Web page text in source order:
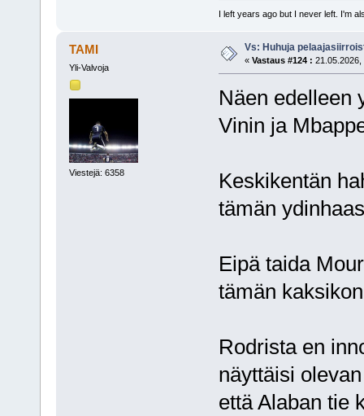
I left years ago but I never left. I'm
TAMI
Yli-Valvoja
Viestejä: 6358
Vs: Huhuja
« Vastaus #124 : 21.05.2026,
Näen edelleen
Vinin ja
Keskikentän
tämän
Eipä taida
tämän
Rodrista en
näyttäisi
että Alaban tie